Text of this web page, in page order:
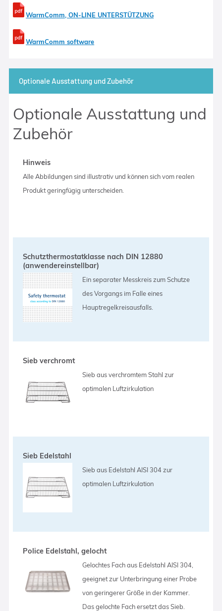
WarmComm, ON-LINE UNTERSTÜTZUNG
WarmComm software
Optionale Ausstattung und Zubehör
Optionale Ausstattung und
Zubehör
Hinweis
Alle Abbildungen sind illustrativ und können sich vom realen
Produkt geringfügig unterscheiden.
Schutzthermostatklasse nach DIN 12880
(anwendereinstellbar)
Ein separater Messkreis zum Schutze
des Vorgangs im Falle eines
Hauptregelkreisausfalls.
Sieb verchromt
Sieb aus verchromtem Stahl zur
optimalen Luftzirkulation
Sieb Edelstahl
Sieb aus Edelstahl AISI 304 zur
optimalen Luftzirkulation
Police Edelstahl, gelocht
Gelochtes Fach aus Edelstahl AISI 304,
geeignet zur Unterbringung einer Probe
von geringerer Größe in der Kammer.
Das gelochte Fach ersetzt das Sieb.